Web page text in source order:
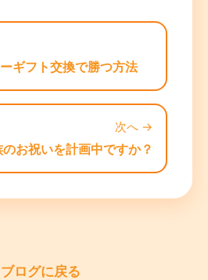
ギフト交換で勝つ方法
次へ →
お祝いを計画中ですか？
ログに戻る